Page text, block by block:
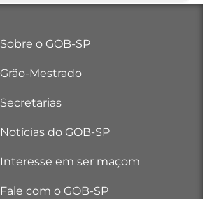
Sobre o GOB-SP
Grão-Mestrado
Secretarias
Notícias do GOB-SP
Interesse em ser maçom
Fale com o GOB-SP